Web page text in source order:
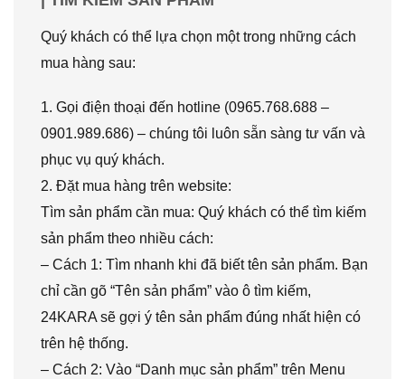
Quý khách có thể lựa chọn một trong những cách
mua hàng sau:
1. Gọi điện thoại đến hotline (0965.768.688 –
0901.989.686) – chúng tôi luôn sẵn sàng tư vấn và
phục vụ quý khách.
2. Đặt mua hàng trên website:
Tìm sản phẩm cần mua: Quý khách có thể tìm kiếm
sản phẩm theo nhiều cách:
– Cách 1: Tìm nhanh khi đã biết tên sản phẩm. Bạn
chỉ cần gõ “Tên sản phẩm” vào ô tìm kiếm,
24KARA sẽ gợi ý tên sản phẩm đúng nhất hiện có
trên hệ thống.
– Cách 2: Vào “Danh mục sản phẩm” trên Menu